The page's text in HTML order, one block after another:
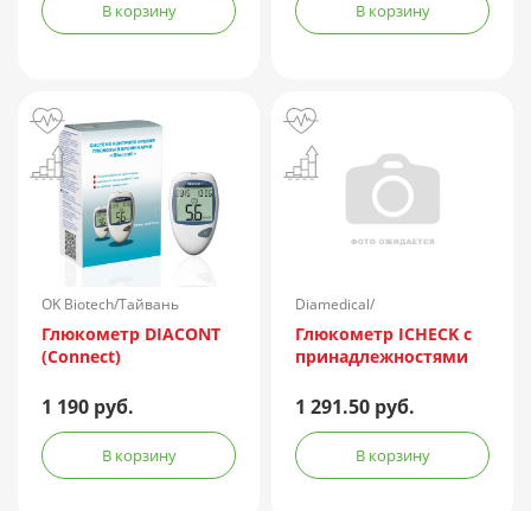
В корзину В корзину
OK Biotech/Тайвань
Глюкометр DIACONT
(Connect)
1 190 руб.
В корзину
Diamedical/
Великобритания
Глюкометр ICHECK с
принадлежностями
1 291.50 руб.
В корзину